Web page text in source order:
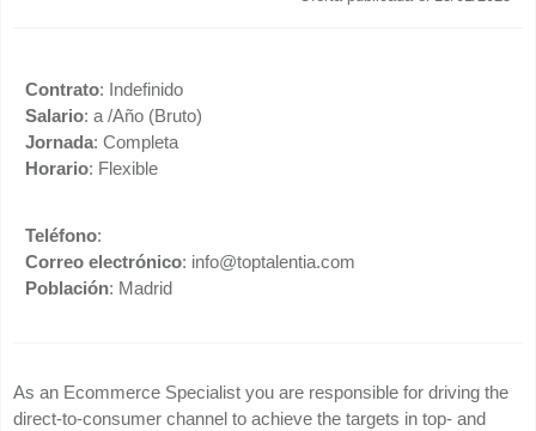
Contrato: Indefinido
Salario: a /Año (Bruto)
Jornada: Completa
Horario: Flexible
Teléfono:
Correo electrónico: info@toptalentia.com
Población: Madrid
As an Ecommerce Specialist you are responsible for driving the
direct-to-consumer channel to achieve the targets in top- and